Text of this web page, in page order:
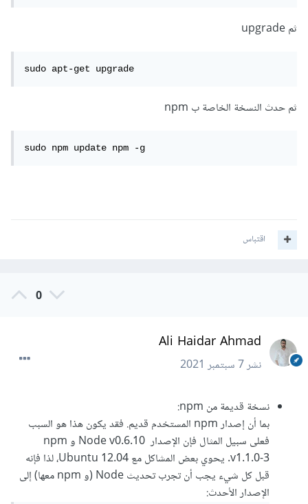
ثم upgrade
sudo apt-get upgrade
ثم حدث النسخة الخاصة ب npm
sudo npm update npm -g
اقتباس
0
Ali Haidar Ahmad
نشر7 سبتمبر 2021
نسخة قديمة من npm:
بما أن إصدار npm المستخدم قديم. فقد يكون هذا هو السبب
فعلى سبيل المثال فإن الإصدار Node v0.6.10 و npm
v1.1.0-3. يحوي بعض المشاكل مع Ubuntu 12.04، لذا فإنه
قبل كل شيء يجب أن تجرب تحديث Node (و npm معها) إلى
الإصدار الأحدث: